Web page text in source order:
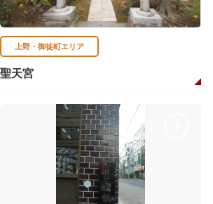
上野・御徒町エリア
聖天宮